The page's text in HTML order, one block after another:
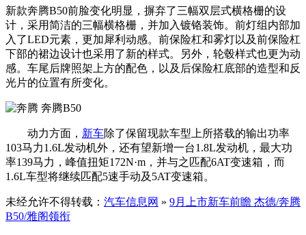
新款奔腾B50前脸变化明显，摒弃了三幅双层式横格栅的设
计，采用简洁的三幅横格栅，并加入镀铬装饰。前灯组内部加
入了LED元素，更加犀利动感。前保险杠和雾灯以及前保险杠
下部的裙边设计也采用了新的样式。另外，轮毂样式也更为动
感。车尾后牌照架上方的配色，以及后保险杠底部的造型和反
光片的位置有所变化。
动力方面， 新车除了保留现款车型上所搭载的输出功率
103马力1.6L发动机外，还有望新增一台1.8L发动机，最大功
率139马力，峰值扭矩172N·m，并与之匹配6AT变速箱，而
1.6L车型将继续匹配5速手动及5AT变速箱。
未经允许不得转载： 汽车信息网 » 9月上市新车前瞻 杰德/奔腾
B50/雅阁领衔